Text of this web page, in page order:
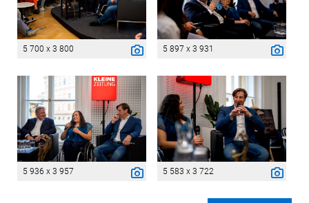
5 700 x 3 800 5 897 x 3 931
5 936 x 3 957 5 583 x 3 722